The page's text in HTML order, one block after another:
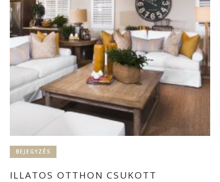
BEJEGYZÉS
ILLATOS OTTHON CSUKOTT